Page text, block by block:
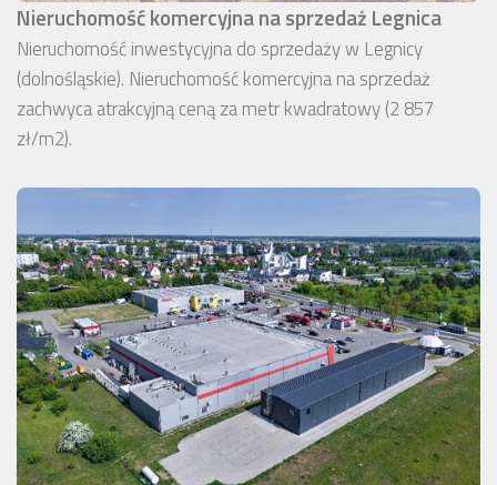
Nieruchomość komercyjna na sprzedaż Legnica
Nieruchomość inwestycyjna do sprzedaży w Legnicy
(dolnośląskie). Nieruchomość komercyjna na sprzedaż
zachwyca atrakcyjną ceną za metr kwadratowy (2 857
zł/m2).